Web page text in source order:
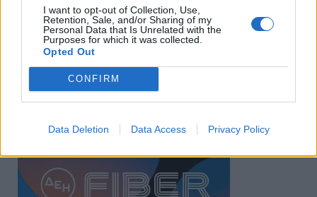
I want to opt-out of Collection, Use,
Retention, Sale, and/or Sharing of my
Personal Data that Is Unrelated with the
Purposes for which it was collected.
Opted Out
CONFIRM
Data Deletion Data Access Privacy Policy